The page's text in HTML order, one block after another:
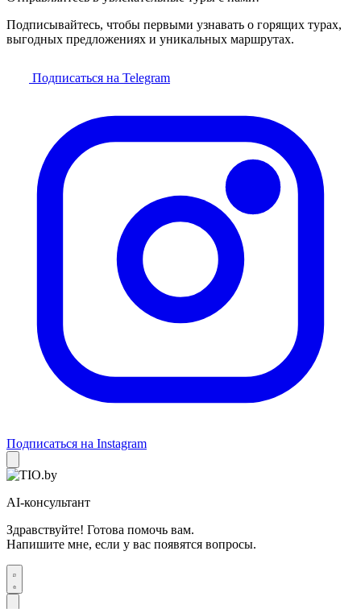
Подписывайтесь, чтобы первыми узнавать о горящих турах,
выгодных предложениях и уникальных маршрутах.
Подписаться на Telegram
Подписаться на Instagram
AI-консультант
Здравствуйте! Готова помочь вам.
Напишите мне, если у вас появятся вопросы.